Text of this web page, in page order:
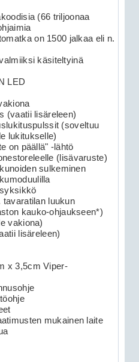
(66 triljoonaa
on 1500 jalkaa eli n.
käsiteltyinä
LED
(vaatii lisäreleen)
(soveltuu
lukitukselle)
on päällä" -lähtö
(lisävaruste)
sulkeminen
tavaratilan luukun
kauko-ohjaukseen*)
vakiona)
lisäreleen)
x 3,5cm Viper-
mukainen laite